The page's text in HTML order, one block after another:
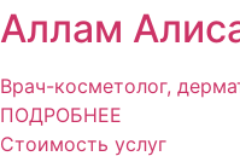
Аллам
Врач-косметолог,
ПОДРОБНЕЕ
Стоимость услуг